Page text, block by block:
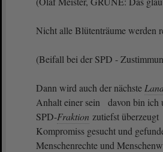
Nicht alle Blütenträume werden
(Beifall bei der SPD -
Dann wird auch der nächste
Anhalt einer sein davon bin ich
SPD-Fraktion zutiefst
Kompromiss gesucht und
Menschenrechte und